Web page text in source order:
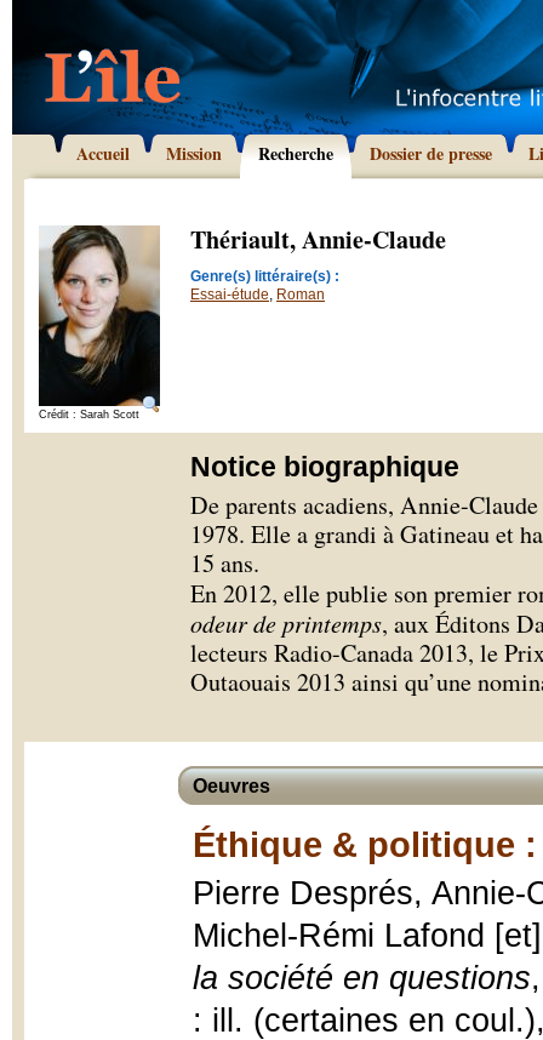
Accueil Mission Recherche Dossier de presse
Crédit : Sarah Scott
Thériault, Annie-Claude
Genre(s) littéraire(s) :
Essai-étude, Roman
Notice biographique
De parents acadiens, Annie-
1978. Elle a grandi à Gatineau et
15 ans.
En 2012, elle publie son premier
odeur de printemps, aux Éditons
lecteurs Radio-Canada 2013, le
Outaouais 2013 ainsi qu’une
Oeuvres
Éthique & politique
Pierre Després,
Michel-Rémi Lafond
la société en questions
: ill. (certaines en